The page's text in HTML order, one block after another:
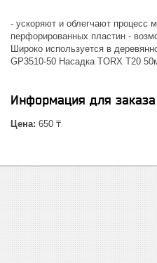
- ускоряют и облегчают процесс
перфорированных пластин -
Широко используется в
GP3510-50 Насадка TORX T20
Информация для заказа
Цена: 650 ₸